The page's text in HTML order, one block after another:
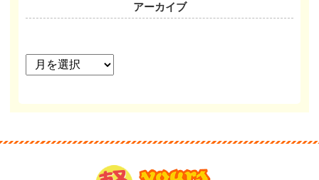
アーカイブ
ー
ブ